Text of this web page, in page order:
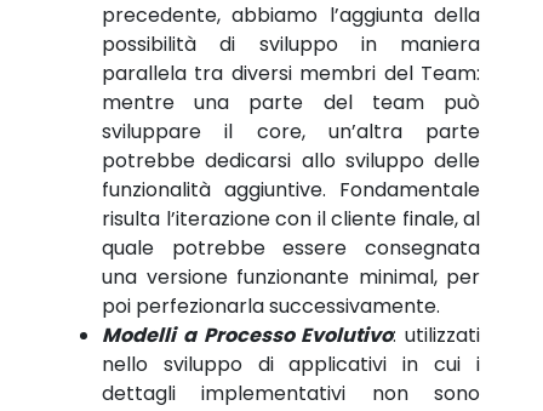
precedente, abbiamo l’aggiunta della
possibilità di sviluppo in maniera
parallela tra diversi membri del Team:
mentre una parte del team può
sviluppare il core, un’altra parte
potrebbe dedicarsi allo sviluppo delle
funzionalità aggiuntive. Fondamentale
risulta l’iterazione con il cliente finale, al
quale potrebbe essere consegnata
una versione funzionante minimal, per
poi perfezionarla successivamente.
Modelli a Processo Evolutivo: utilizzati
nello sviluppo di applicativi in cui i
dettagli implementativi non sono